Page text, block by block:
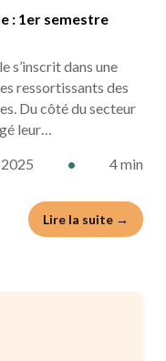
: 1er semestre
s’inscrit dans une
ressortissants des
Du côté du secteur
leur…
• 4 min
Lire la suite →